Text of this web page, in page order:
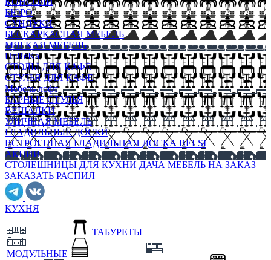
БЮРО
СУНДУКИ
БЕСКАРКАСНАЯ МЕБЕЛЬ
МЯГКАЯ МЕБЕЛЬ
HoReKa
СТОЛЫ ДЛЯ КАФЕ
СТУЛЬЯ ДЛЯ КАФЕ
Мебель лофт
БАРНЫЕ СТУЛЬЯ
ВЕШАЛКИ
УЛИЧНАЯ МЕБЕЛЬ
ГЛАДИЛЬНЫЕ ДОСКИ
ВСТРОЕННАЯ ГЛАДИЛЬНАЯ ДОСКА BELSI
АКЦИИ
СТОЛЕШНИЦЫ ДЛЯ КУХНИ ДАЧА МЕБЕЛЬ НА ЗАКАЗ
ЗАКАЗАТЬ РАСПИЛ
КУХНЯ
МОДУЛЬНЫЕ
ТАБУРЕТЫ